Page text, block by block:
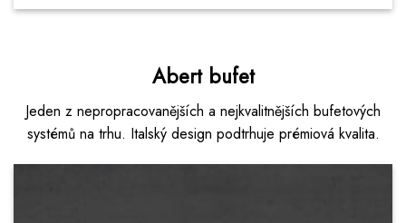
Abert bufet
Jeden z nepropracovanějších a nejkvalitnějších bufetových
systémů na trhu. Italský design podtrhuje prémiová kvalita.